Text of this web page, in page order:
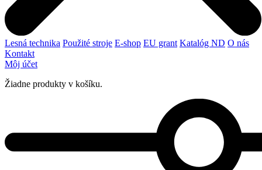
Lesná technika Použité stroje E-shop EU grant Katalóg ND O nás
Kontakt
Môj účet
Žiadne produkty v košíku.